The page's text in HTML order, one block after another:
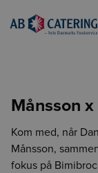
Gå til forsiden
Månsson
Kom med, når
Månsson,
fokus på